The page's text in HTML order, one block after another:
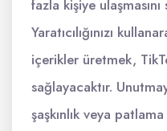
fazla kişiye
Yaratıcılığınızı
içerikler üretmek,
sağlayacaktır.
şaşkınlık veya